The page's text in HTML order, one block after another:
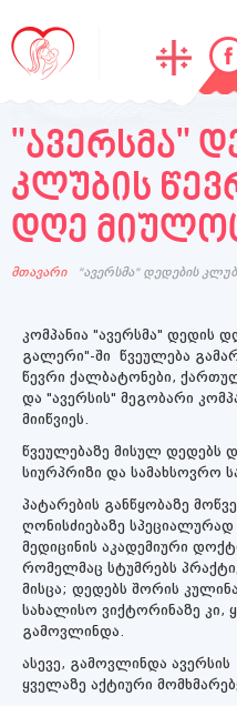
"ავერსმა"
კლუბის
დღე
მთავარი "ავერსმა" დედების
კომპანია "ავერსმა" დედის
გალერი"-ში წვეულება
წევრი ქალბატონები,
და "ავერსის" მეგობარი
მიიწვიეს.
წვეულებაზე მისულ დედებს
სიურპრიზი და სამახსოვრო
პატარების განწყობაზე
ღონისძიებაზე
მედიცინის აკადემიური
რომელმაც სტუმრებს
მისცა; დედებს შორის
სახალისო ვიქტორინაზე კი,
გამოვლინდა.
ასევე, გამოვლინდა
ყველაზე აქტიური